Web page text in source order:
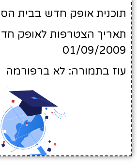
תוכנית אופק חדש בבית
תאריך הצטרפות לאופק
01/09/2009
עוז בתמורה: לא ברפורמה